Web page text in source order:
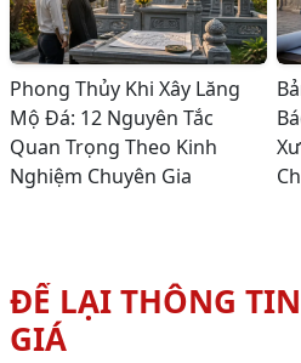
Phong Thủy Khi Xây Lăng
Mộ Đá: 12 Nguyên Tắc
Quan Trọng Theo Kinh
Nghiệm Chuyên Gia
ĐỂ LẠI THÔNG
GIÁ